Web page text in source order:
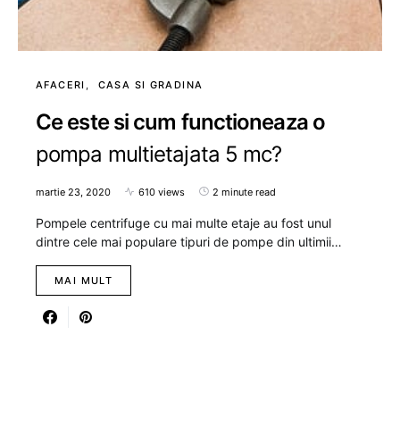
AFACERI CASA SI GRADINA
Ce este si cum functioneaza o
pompa multietajata 5 mc?
martie 23, 2020 610 views 2 minute read
Pompele centrifuge cu mai multe etaje au fost unul
dintre cele mai populare tipuri de pompe din ultimii…
MAI MULT